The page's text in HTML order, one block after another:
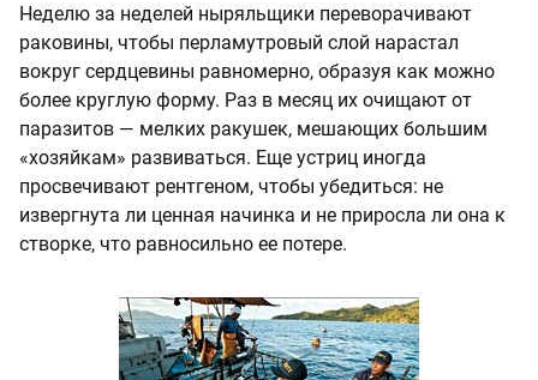
Неделю за неделей ныряльщики переворачивают
раковины, чтобы перламутровый слой нарастал
вокруг сердцевины равномерно, образуя как можно
более круглую форму. Раз в месяц их очищают от
паразитов — мелких ракушек, мешающих большим
«хозяйкам» развиваться. Еще устриц иногда
просвечивают рентгеном, чтобы убедиться: не
извергнута ли ценная начинка и не приросла ли она к
створке, что равносильно ее потере.